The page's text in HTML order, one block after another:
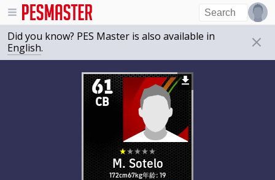
Did you know? PES Master is also available in
English.
61
CB
M. Sotelo
172cm67kg年龄: 19